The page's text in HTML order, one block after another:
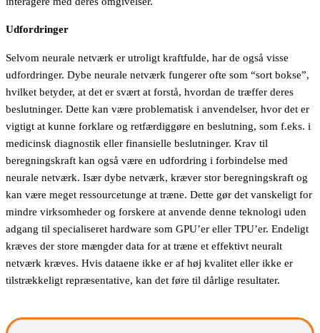
Udfordringer
Selvom neurale netværk er utroligt kraftfulde, har de også visse
udfordringer. Dybe neurale netværk fungerer ofte som “sort bokse”,
hvilket betyder, at det er svært at forstå, hvordan de træffer deres
beslutninger. Dette kan være problematisk i anvendelser, hvor det er
vigtigt at kunne forklare og retfærdiggøre en beslutning, som f.eks. i
medicinsk diagnostik eller finansielle beslutninger. Krav til
beregningskraft kan også være en udfordring i forbindelse med
neurale netværk. Især dybe netværk, kræver stor beregningskraft og
kan være meget ressourcetunge at træne. Dette gør det vanskeligt for
mindre virksomheder og forskere at anvende denne teknologi uden
adgang til specialiseret hardware som GPU’er eller TPU’er. Endeligt
kræves der store mængder data for at træne et effektivt neuralt
netværk kræves. Hvis dataene ikke er af høj kvalitet eller ikke er
tilstrækkeligt repræsentative, kan det føre til dårlige resultater.